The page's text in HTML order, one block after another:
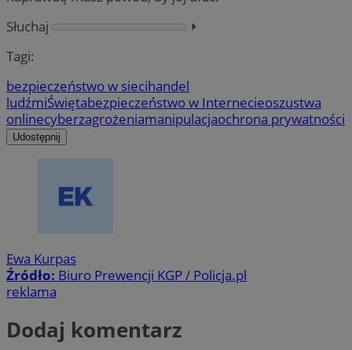
Słuchaj
⏵︎
Tagi:
bezpieczeństwo w siecihandel
ludźmiŚwiętabezpieczeństwo w Internecieoszustwa
onlinecyberzagrożeniamanipulacjaochrona prywatności
Udostępnij
Ewa Kurpas
Źródło: Biuro Prewencji KGP / Policja.pl
reklama
Dodaj komentarz